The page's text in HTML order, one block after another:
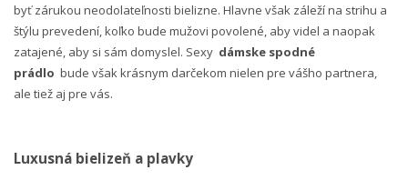
byť zárukou neodolateľnosti bielizne. Hlavne však záleží na strihu a
štýlu prevedení, koľko bude mužovi povolené, aby videl a naopak
zatajené, aby si sám domyslel. Sexy dámske spodné
prádlo bude však krásnym darčekom nielen pre vášho partnera,
ale tiež aj pre vás.
Luxusná bielizeň a plavky